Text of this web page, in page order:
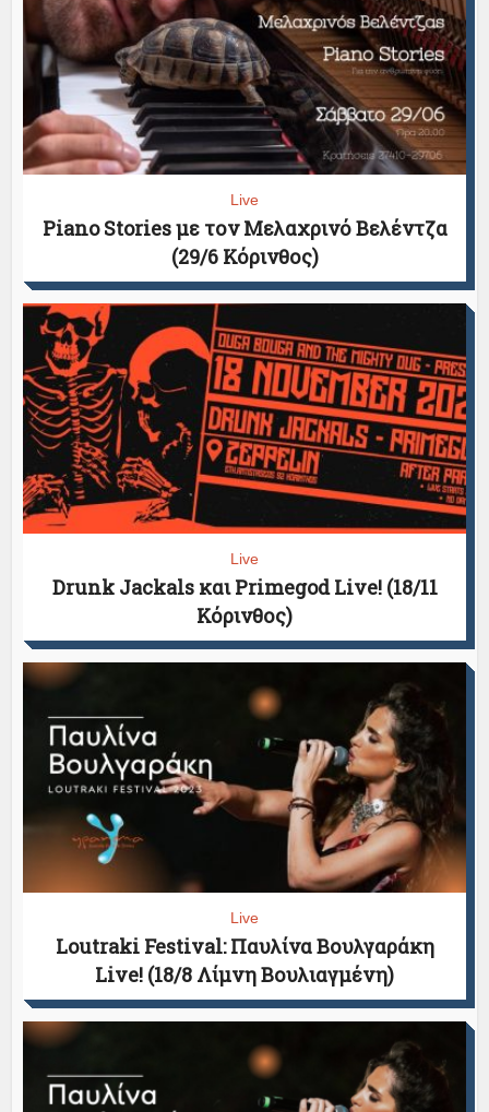
Live
Piano Stories με τον Μελαχρινό Βελέντζα
(29/6 Κόρινθος)
Live
Drunk Jackals και Primegod Live! (18/11
Κόρινθος)
Live
Loutraki Festival: Παυλίνα Βουλγαράκη
Live! (18/8 Λίμνη Βουλιαγμένη)